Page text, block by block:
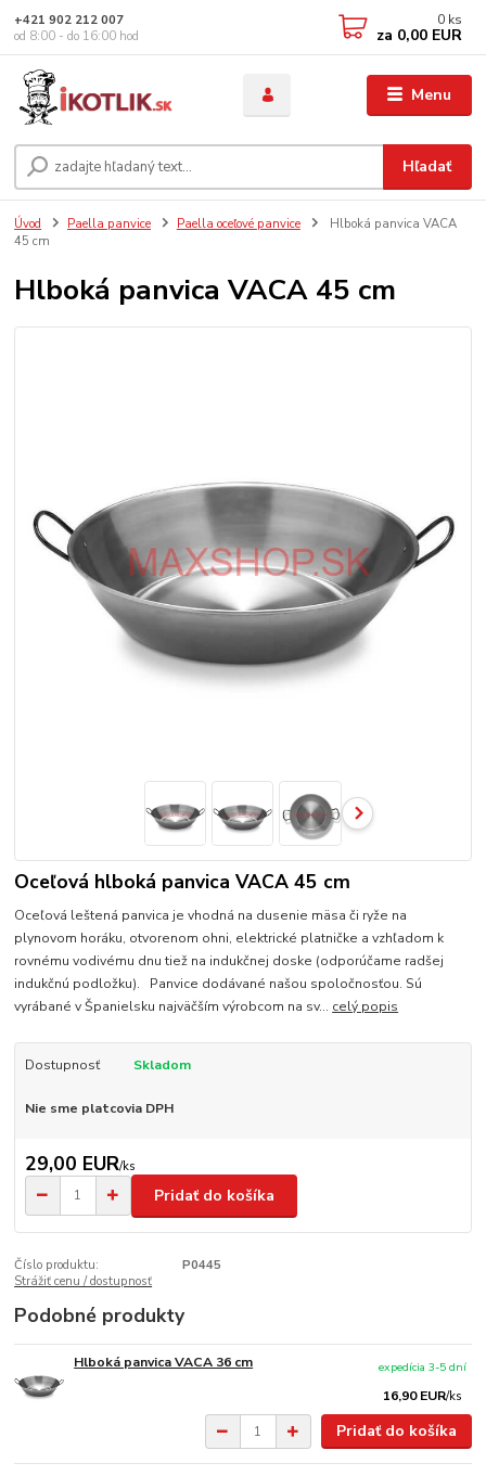
Menu
Hľadať
+421 902 212 007
od 8:00 - do 16:00 hod
0 ks
za 0,00 EUR
Úvod Paella panvice Paella oceľové panvice
Hlboká panvica VACA
45 cm
Hlboká panvica VACA 45 cm
Oceľová hlboká panvica VACA 45 cm
Oceľová leštená panvica je vhodná na dusenie mäsa či ryže na
plynovom horáku, otvorenom ohni, elektrické platničke a vzhľadom k
rovnému vodivému dnu tiež na indukčnej doske (odporúčame radšej
indukčnú podložku). Panvice dodávané našou spoločnosťou. Sú
vyrábané v Španielsku najväčším výrobcom na sv... celý popis
Dostupnosť Skladom
Nie sme platcovia DPH
29,00 EUR/ks
Pridať do košíka
Číslo produktu:
P0445
Strážiť cenu / dostupnosť
Podobné produkty
Hlboká panvica VACA 36 cm
16,90 EUR/ks
expedícia 3-5 dní
Pridať do košíka